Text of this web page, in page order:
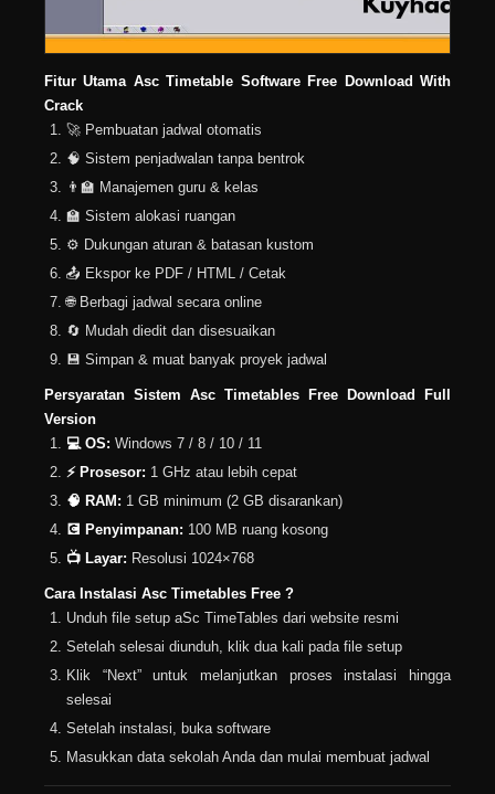
Fitur Utama Asc Timetable Software Free Download With
Crack
🚀 Pembuatan jadwal otomatis
🧠 Sistem penjadwalan tanpa bentrok
👨‍🏫 Manajemen guru & kelas
🏫 Sistem alokasi ruangan
⚙️ Dukungan aturan & batasan kustom
📤 Ekspor ke PDF / HTML / Cetak
🌐 Berbagi jadwal secara online
🔄 Mudah diedit dan disesuaikan
💾 Simpan & muat banyak proyek jadwal
Persyaratan Sistem Asc Timetables Free Download Full
Version
💻 OS: Windows 7 / 8 / 10 / 11
⚡ Prosesor: 1 GHz atau lebih cepat
🧠 RAM: 1 GB minimum (2 GB disarankan)
💽 Penyimpanan: 100 MB ruang kosong
📺 Layar: Resolusi 1024×768
Cara Instalasi Asc Timetables Free ?
Unduh file setup aSc TimeTables dari website resmi
Setelah selesai diunduh, klik dua kali pada file setup
Klik “Next” untuk melanjutkan proses instalasi hingga
selesai
Setelah instalasi, buka software
Masukkan data sekolah Anda dan mulai membuat jadwal